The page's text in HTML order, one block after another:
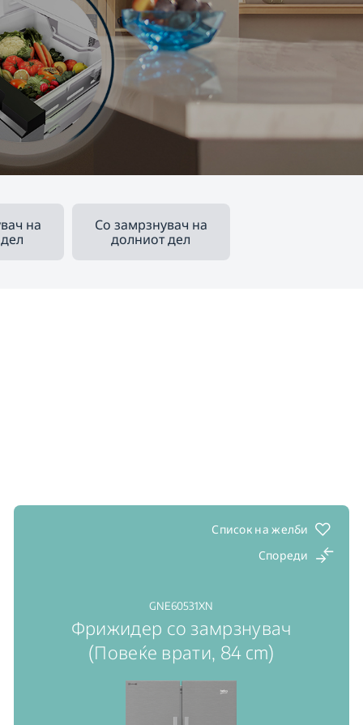
на
Со замрзнувач на
долниот дел
Список на желби
Спореди
GNE60531XN
Фрижидер со замрзнувач
(Повеќе врати, 84 cm)